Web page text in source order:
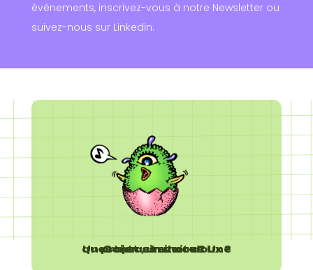
événements, inscrivez-vous à notre Newsletter ou
suivez-nous sur Linkedin.
Un projet similaire ? Une question , un mot doux ? Contactez nous !